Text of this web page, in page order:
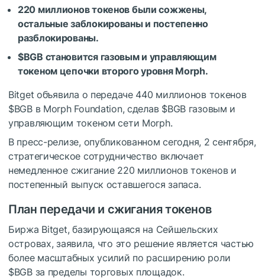
220 миллионов токенов были сожжены,
остальные заблокированы и постепенно
разблокированы.
$BGB становится газовым и управляющим
токеном цепочки второго уровня Morph.
Bitget объявила о передаче 440 миллионов токенов
$BGBв Morph Foundation, сделав $BGBгазовым и
управляющим токеном сети Morph.
В пресс-релизе, опубликованном сегодня, 2 сентября,
стратегическое сотрудничество включает
немедленное сжигание 220 миллионов токенов и
постепенный выпуск оставшегося запаса.
План передачи и сжигания токенов
Биржа Bitget, базирующаяся на Сейшельских
островах, заявила, что это решение является частью
более масштабных усилий по расширению роли
$BGBза пределы торговых площадок.